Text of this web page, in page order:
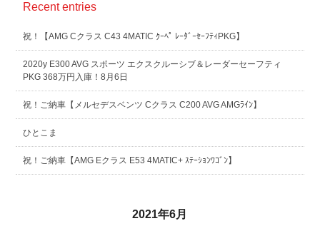
Recent entries
祝！【AMG Cクラス C43 4MATIC ｸｰﾍﾟ ﾚｰﾀﾞｰｾｰﾌﾃｨPKG】
2020y E300 AVG スポーツ エクスクルーシブ＆レーダーセーフティ
PKG 368万円入庫！8月6日
祝！ご納車【メルセデスベンツ Cクラス C200 AVG AMGﾗｲﾝ】
ひとこま
祝！ご納車【AMG Eクラス E53 4MATIC+ ｽﾃｰｼｮﾝﾜｺﾞﾝ】
2021年6月